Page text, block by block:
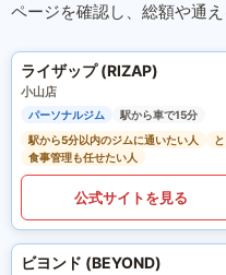
ページを確認し、総額や通
ライザップ (RIZAP)
小山店
パーソナルジム
駅から車で15分
駅から5分以内のジムに通いたい人
食事管理も任せたい人
公式サイトを見る
ビヨンド (BEYOND)